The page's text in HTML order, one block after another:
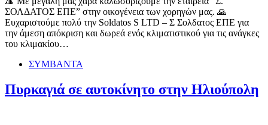
ΣΟΛΔΑΤΟΣ ΕΠΕ” στην οικογένεια των χορηγών μας. 🙏
Ευχαριστούμε πολύ την Soldatos S LTD – Σ Σολδατος ΕΠΕ για
την άμεση απόκριση και δωρεά ενός κλιματιστικού για τις ανάγκες
του κλιμακίου…
ΣΥΜΒΑΝΤΑ
Πυρκαγιά σε αυτοκίνητο στην Ηλιούπολη